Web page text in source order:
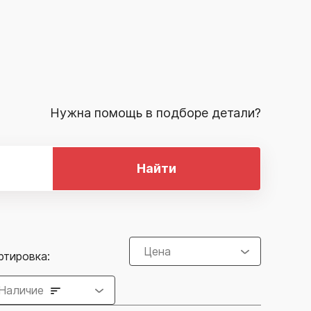
Нужна помощь в подборе детали?
Найти
Цена